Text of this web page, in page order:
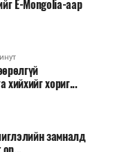
урамшуулал.
2026 оны
мөрдөнө. Харин
горимд
хүүхдийн
томуу төст
зайлшгүй
E-Mongolia-аар
хийхийг хориг...
замналд